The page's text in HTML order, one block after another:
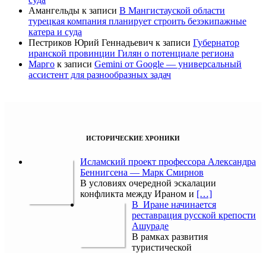
Амангельды к записи В Мангистауской области
турецкая компания планирует строить безэкипажные
катера и суда
Пестриков Юрий Геннадьевич к записи Губернатор
иранской провинции Гилян о потенциале региона
Марго к записи Gemini от Google — универсальный
ассистент для разнообразных задач
ИСТОРИЧЕСКИЕ ХРОНИКИ
Исламский проект профессора Александра
Беннигсена — Марк Смирнов
В условиях очередной эскалации
конфликта между Ираном и […]
В Иране начинается
реставрация русской крепости
Ашураде
В рамках развития
туристической